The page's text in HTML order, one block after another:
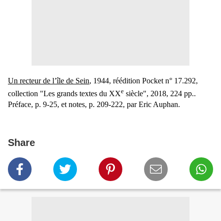
Un recteur de l’île de Sein, 1944, réédition Pocket n° 17.292,
collection "Les grands textes du XXe siècle", 2018, 224 pp..
Préface, p. 9-25, et notes, p. 209-222, par Eric Auphan.
Share